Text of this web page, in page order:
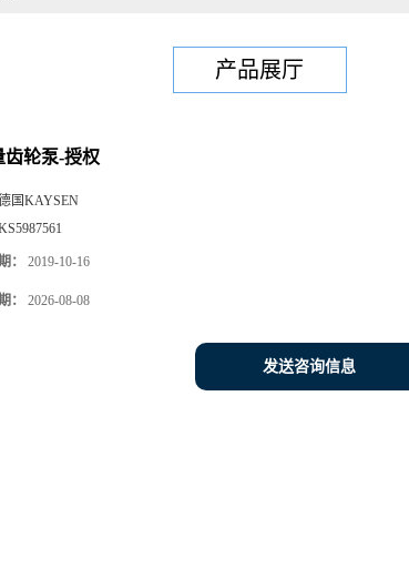
产品展厅
齿轮泵-授权
国KAYSEN
： 2019-10-16
： 2026-08-08
发送咨询信息